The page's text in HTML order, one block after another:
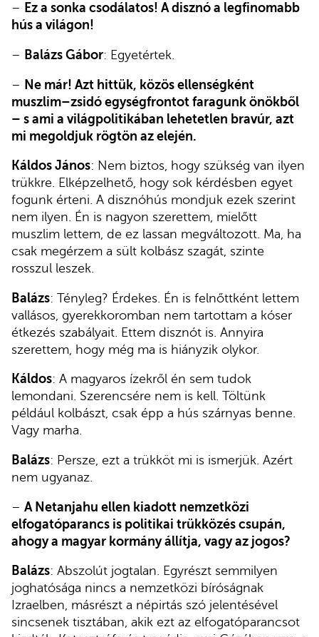
– Ez a sonka csodálatos! A disznó a legfinomabb
hús a világon!
– Balázs Gábor: Egyetértek.
– Ne már! Azt hittük, közös ellenségként
muszlim–zsidó egységfrontot faragunk önökből
– s ami a világpolitikában lehetetlen bravúr, azt
mi megoldjuk rögtön az elején.
Káldos János: Nem biztos, hogy szükség van ilyen
trükkre. Elképzelhető, hogy sok kérdésben egyet
fogunk érteni. A disznóhús mondjuk ezek szerint
nem ilyen. Én is nagyon szerettem, mielőtt
muszlim lettem, de ez lassan megváltozott. Ma, ha
csak megérzem a sült kolbász szagát, szinte
rosszul leszek.
Balázs: Tényleg? Érdekes. Én is felnőttként lettem
vallásos, gyerekkoromban nem tartottam a kóser
étkezés szabályait. Ettem disznót is. Annyira
szerettem, hogy még ma is hiányzik olykor.
Káldos: A magyaros ízekről én sem tudok
lemondani. Szerencsére nem is kell. Töltünk
például kolbászt, csak épp a hús szárnyas benne.
Vagy marha.
Balázs: Persze, ezt a trükköt mi is ismerjük. Azért
nem ugyanaz.
– A Netanjahu ellen kiadott nemzetközi
elfogatóparancs is politikai trükközés csupán,
ahogy a magyar kormány állítja, vagy az jogos?
Balázs: Abszolút jogtalan. Egyrészt semmilyen
joghatósága nincs a nemzetközi bíróságnak
Izraelben, másrészt a népirtás szó jelentésével
sincsenek tisztában, akik ezt az elfogatóparancsot